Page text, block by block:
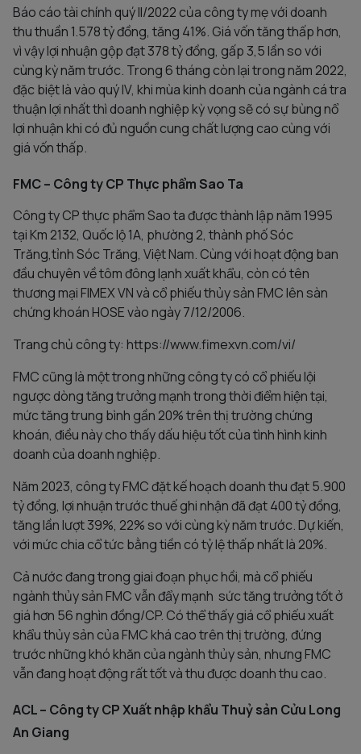
Báo cáo tài chính quý II/2022 của công ty mẹ với doanh
thu thuần 1.578 tỷ đồng, tăng 41%. Giá vốn tăng thấp hơn,
vì vậy lợi nhuận gộp đạt 378 tỷ đồng, gấp 3,5 lần so với
cùng kỳ năm trước. Trong 6 tháng còn lại trong năm 2022,
đặc biệt là vào quý IV, khi mùa kinh doanh của ngành cá tra
thuận lợi nhất thì doanh nghiệp kỳ vọng sẽ có sự bùng nổ
lợi nhuận khi có đủ nguồn cung chất lượng cao cùng với
giá vốn thấp.
FMC – Công ty CP Thực phẩm Sao Ta
Công ty CP thực phẩm Sao ta được thành lập năm 1995
tại Km 2132, Quốc lộ 1A, phường 2, thành phố Sóc
Trăng,tỉnh Sóc Trăng, Việt Nam. Cùng với hoạt động ban
đầu chuyên về tôm đông lạnh xuất khẩu, còn có tên
thương mại FIMEX VN và cổ phiếu thủy sản FMC lên sàn
chứng khoán HOSE vào ngày 7/12/2006.
Trang chủ công ty: https://www.fimexvn.com/vi/
FMC cũng là một trong những công ty có cổ phiếu lội
ngược dòng tăng trưởng mạnh trong thời điểm hiện tại,
mức tăng trung bình gần 20% trên thị trường chứng
khoán, điều này cho thấy dấu hiệu tốt của tình hình kinh
doanh của doanh nghiệp.
Năm 2023, công ty FMC đặt kế hoạch doanh thu đạt 5.900
tỷ đồng, lợi nhuận trước thuế ghi nhận đã đạt 400 tỷ đồng,
tăng lần lượt 39%, 22% so với cùng kỳ năm trước. Dự kiến,
với mức chia cổ tức bằng tiền có tỷ lệ thấp nhất là 20%.
Cả nước đang trong giai đoạn phục hồi, mà cổ phiếu
ngành thủy sản FMC vẫn đẩy mạnh sức tăng trưởng tốt ở
giá hơn 56 nghìn đồng/CP. Có thể thấy giá cổ phiếu xuất
khẩu thủy sản của FMC khá cao trên thị trường, đứng
trước những khó khăn của ngành thủy sản, nhưng FMC
vẫn đang hoạt động rất tốt và thu được doanh thu cao.
ACL – Công ty CP Xuất nhập khẩu Thuỷ sản Cửu Long
An Giang